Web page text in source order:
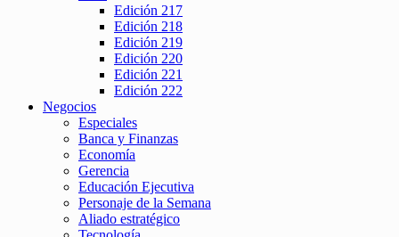
Edición 217
Edición 218
Edición 219
Edición 220
Edición 221
Edición 222
Negocios
Especiales
Banca y Finanzas
Economía
Gerencia
Educación Ejecutiva
Personaje de la Semana
Aliado estratégico